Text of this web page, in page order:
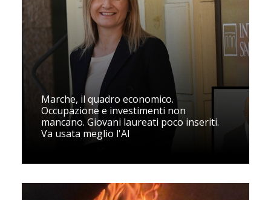
Marche, il quadro economico.
Occupazione e investimenti non
mancano. Giovani laureati poco inseriti.
Va usata meglio l'AI